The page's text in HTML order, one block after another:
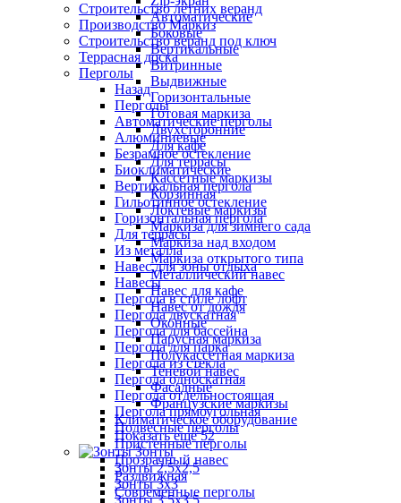
Автоматические
Боковые
Вертикальные
Витринные
Выдвижные
Горизонтальные
Готовая маркиза
Двухсторонние
Для кафе
Для террасы
Кассетные маркизы
Корзинная
Локтевые маркизы
Маркиза для зимнего сада
Маркиза над входом
Маркиза открытого типа
Металлический навес
Навес для кафе
Навес от дождя
Оконные
Парусная маркиза
Полукассетная маркиза
Теневой навес
Фасадные
Французские маркизы
Климатическое оборудование
Показать ещё 52
Зонты
Зонты 2,5х2,5
Зонты 3х3
Зонты 3,5х3,5
Строительство летних веранд
Производство Маркиз
Строительство веранд под ключ
Террасная доска
Перголы
Назад
Перголы
Автоматические перголы
Алюминиевые
Безрамное остекление
Биоклиматические
Вертикальная пергола
Гильотинное остекление
Горизонтальная пергола
Для террасы
Из металла
Навес для зоны отдыха
Навесы
Пергола в стиле лофт
Пергола двускатная
Пергола для бассейна
Пергола для парка
Пергола из стекла
Пергола односкатная
Пергола отдельностоящая
Пергола прямоугольная
Подвесные перголы
Пристенные перголы
Прозрачный навес
Раздвижная
Современные перголы